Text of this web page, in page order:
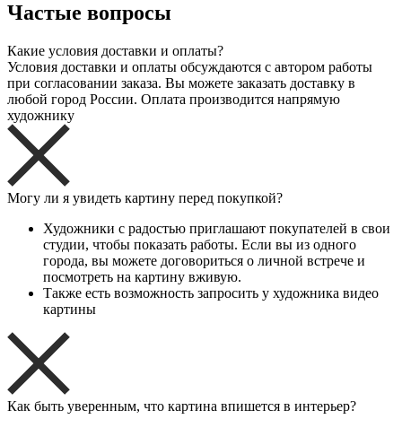
Частые вопросы
Какие условия доставки и оплаты?
Условия доставки и оплаты обсуждаются с автором работы
при согласовании заказа. Вы можете заказать доставку в
любой город России. Оплата производится напрямую
художнику
Могу ли я увидеть картину перед покупкой?
Художники с радостью приглашают покупателей в свои
студии, чтобы показать работы. Если вы из одного
города, вы можете договориться о личной встрече и
посмотреть на картину вживую.
Также есть возможность запросить у художника видео
картины
Как быть уверенным, что картина впишется в интерьер?